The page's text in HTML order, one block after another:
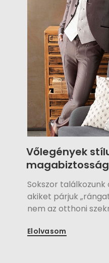
Vőlegények
Sokszor
akiket párjuk
nem az otthoni
És milyen igazuk
Elolvasom